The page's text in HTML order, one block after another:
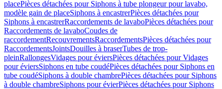
placePièces détachées pour Siphons à tube plongeur pour lavabo,
modèle gain de placeSiphons à encastrerPièces détachées pour
Siphons à encastrerRaccordements de lavaboPièces détachées pour
Raccordements de lavaboCoudes de
raccordementRecouvrementsRaccordementsPièces détachées pour
RaccordementsJointsDouilles à braserTubes de trop-
pleinRallongesVidages pour éviersPièces détachées pour Vidages
pour éviersSiphons en tube coudéPièces détachées pour Siphons en
tube coudéSiphons à double chambrePièces détachées pour Siphons
à double chambreSiphons pour évierPièces détachées pour Siphons